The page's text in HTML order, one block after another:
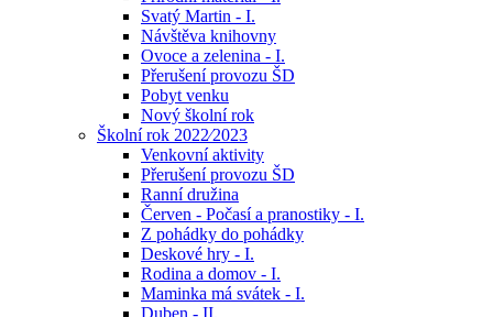
Svatý Martin - I.
Návštěva knihovny
Ovoce a zelenina - I.
Přerušení provozu ŠD
Pobyt venku
Nový školní rok
Školní rok 2022⁄2023
Venkovní aktivity
Přerušení provozu ŠD
Ranní družina
Červen - Počasí a pranostiky - I.
Z pohádky do pohádky
Deskové hry - I.
Rodina a domov - I.
Maminka má svátek - I.
Duben - II.